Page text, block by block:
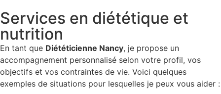
Services en diététique et
nutrition
En tant que Diététicienne Nancy, je propose un
accompagnement personnalisé selon votre profil, vos
objectifs et vos contraintes de vie. Voici quelques
exemples de situations pour lesquelles je peux vous aider :